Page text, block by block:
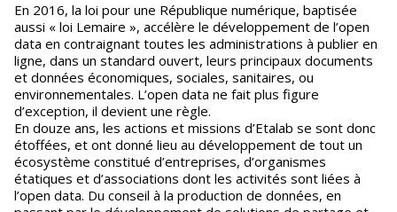
En 2016, la loi pour une République numérique, baptisée
aussi « loi Lemaire », accélère le développement de l’open
data en contraignant toutes les administrations à publier en
ligne, dans un standard ouvert, leurs principaux documents
et données économiques, sociales, sanitaires, ou
environnementales. L’open data ne fait plus figure
d’exception, il devient une règle.
En douze ans, les actions et missions d’Etalab se sont donc
étoffées, et ont donné lieu au développement de tout un
écosystème constitué d’entreprises, d’organismes
étatiques et d’associations dont les activités sont liées à
l’open data. Du conseil à la production de données, en